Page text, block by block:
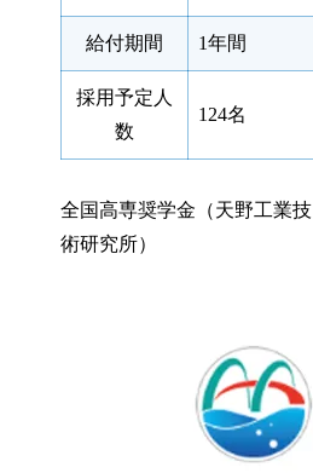
給付期間 1年間
採用予定人
数
124名
全国高専奨学金（天野工業技
術研究所）